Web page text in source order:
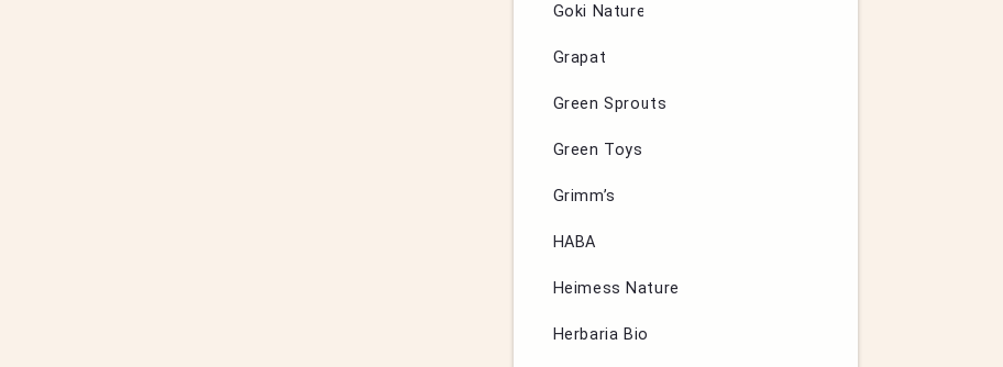
Goki Nature
Grapat
Green Sprouts
Green Toys
Grimm’s
HABA
Heimess Nature
Herbaria Bio